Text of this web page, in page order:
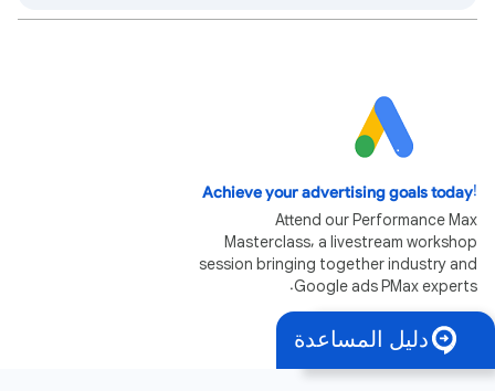
Achieve your advertising goals today!
Attend our Performance Max
Masterclass, a livestream workshop
session bringing together industry and
Google ads PMax experts.
Register now
دليل المساعدة